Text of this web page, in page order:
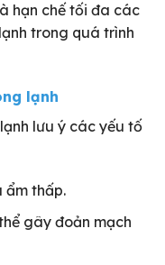
hạn chế tối đa các
trong quá trình
lạnh
lưu ý các yếu tố
ẩm thấp.
gây đoản mạch